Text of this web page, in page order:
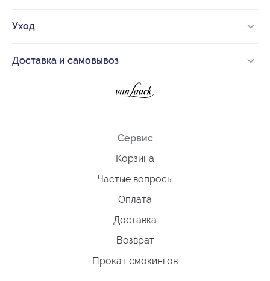
Уход
Доставка и самовывоз
Сервис
Корзина
Частые вопросы
Оплата
Доставка
Возврат
Прокат смокингов